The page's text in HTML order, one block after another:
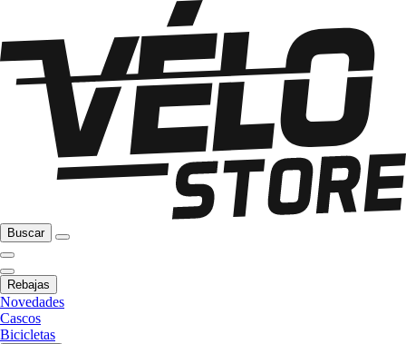
Buscar
Rebajas
Novedades
Cascos
Bicicletas